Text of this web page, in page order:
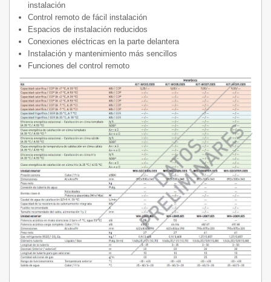
instalación
Control remoto de fácil instalación
Espacios de instalación reducidos
Conexiones eléctricas en la parte delantera
Instalación y mantenimiento más sencillos
Funciones del control remoto